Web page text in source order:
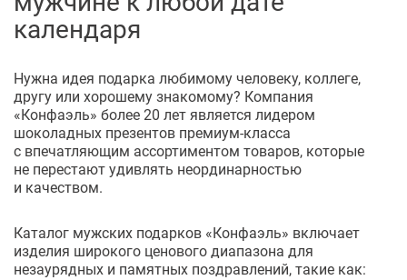
календаря
Нужна идея подарка любимому человеку, коллеге,
другу или хорошему знакомому? Компания
«Конфаэль» более 20 лет является лидером
шоколадных презентов премиум-класса
с впечатляющим ассортиментом товаров, которые
не перестают удивлять неординарностью
и качеством.
Каталог мужских подарков «Конфаэль» включает
изделия широкого ценового диапазона для
незаурядных и памятных поздравлений, такие как: